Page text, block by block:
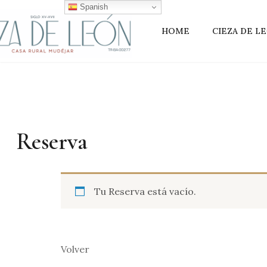
HOME CIEZA DE
Reserva
Tu Reserva está vacío.
Volver
Spanish